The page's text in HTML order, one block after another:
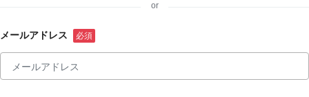
or
メールアドレス